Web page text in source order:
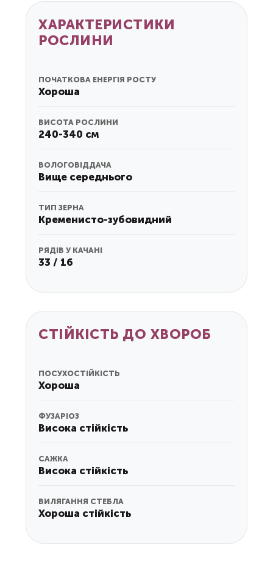
ХАРАКТЕРИСТИКИ
РОСЛИНИ
ПОЧАТКОВА ЕНЕРГІЯ РОСТУ
Хороша
ВИСОТА РОСЛИНИ
240-340 см
ВОЛОГОВІДДАЧА
Вище середнього
ТИП ЗЕРНА
Кременисто-зубовидний
РЯДІВ У КАЧАНІ
33 / 16
СТІЙКІСТЬ ДО ХВОРОБ
ПОСУХОСТІЙКІСТЬ
Хороша
ФУЗАРІОЗ
Висока стійкість
САЖКА
Висока стійкість
ВИЛЯГАННЯ СТЕБЛА
Хороша стійкість